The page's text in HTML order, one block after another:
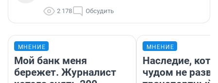
2 178 Обсудить
МНЕНИЕ
Мой банк меня
бережет. Журналист
МНЕНИЕ
Наследие,
чудом не